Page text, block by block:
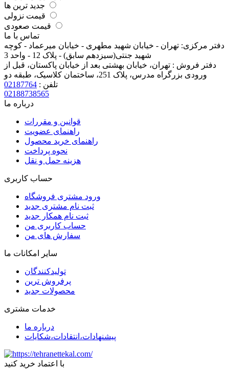
جدید ترین ها
قیمت نزولی
قیمت صعودی
تماس با ما
دفتر مرکزی: تهران - خیابان شهید مطهری - خیابان میرعماد - کوچه
شهید جنتی(سیزدهم سابق) - پلاک 12 - واحد 3
دفتر فروش : تهران، خیابان بهشتی بعد از خیابان پاکستان، قبل از
ورودی بزرگراه مدرس، پلاک 251، ساختمان کلاسیک، طبقه دو
تلفن : 02187764
02188738565
درباره ما
قوانین و مقررات
راهنمای عضویت
راهنمای خرید محصول
نحوه پرداخت
هزینه حمل و نقل
حساب کاربری
ورود مشتری فروشگاه
ثبت نام مشتری جدید
ثبت نام همکار جدید
حساب کاربری من
سفارش های من
سایر امکانات ما
تولیدکنندگان
پرفروش ترین
محصولات جدید
خدمات مشتری
درباره ما
پیشنهادات،انتقادات،شکایات
با اعتماد خرید کنید